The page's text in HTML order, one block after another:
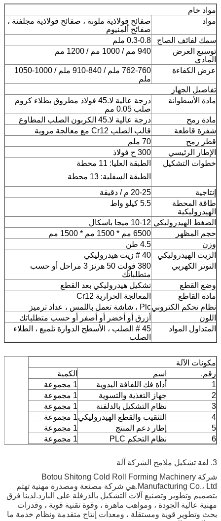
مواد خام
مواد
صفائح فولاذية ملونة ، صفائح فولاذية مجلفنة ،
صفائح ألمنيوم
سمك لفائف الصاج
0.3-0.8 ملم
توسيع العرض
المادي
940 مم / 1000 مم / 1200 مم
عرض الكفاءة
762-760 ملم / 840-910 ملم / 1000-1050
ملم
تفاصيل الجهاز
مادة الأسطوانة
درجة عالية لا.45 فولاذ مطروق بطلاء كروم
صلب 0.05 مم
مادة رمح
درجة عالية لا.45 الكربون الصلب المطاوع
شفرة قاطعة
قالب الصلب Cr12 مع معالجة مروية
قطر رمح
70 ملم
الإطار الرئيسي
300 ح فولاذ
خطوات التشكيل
الطبقة العليا: 11 محطة
الطبقة السفلية: 13 محطة
إنتاجية
20-25 م / دقيقة
طاقة المحطة
الهيدروليكية
5.5 كيلو واط
الضغط الهيدروليكي 10-12 ميجا باسكال
حجم المظهر
6500 مم * 1500 مم * 1500 مم
وزن
4.5 طن
الزيت الهيدروليكي
40 # زيت هيدروليكي
التوتر الكهربي
380 فولت 50 هرتز 3 مراحل أو حسب
متطلباتك
وضع القطع
تشكيل هيدروليكي بعد القطع
مادة القاطع
المعالجة الحرارية Cr12
نظام تحكم الكترونيPlc ، شاشة تعمل باللمس ، عداد ترميز
اللون
أزرق أو أخضر أو ​​أصفر أو حسب متطلباتك
المتداول المواد
45 # الصلب ، الأسطح الدوارة تلميع ، الطلاء
الصلب
مكونات الآلة
رقم.
اسم
الكمية
1
أداة فك اللفافة اليدوية
1 مجموعة
2
جهاز التغذية والتسوية
1 مجموعة
3
نظام التشكيل بالدلفنة
1 مجموعة
4
التثقيب والقطع الهيدروليكي1 مجموعة
5
إطار دعم المنتج
1 مجموعة
6
نظام التحكم PLC 1 مجموعة
3. لفة تشكيل ملامح الشركة آلة
شركة Botou Shitong Cold Roll Forming Machinery
Manufacturing Co.، Ltd.هي شركة مصنعة ومصدرة مهنية تهتم
بتصميم وتطوير وتصنيع آلات التشكيل بالدرفلة على البارد.لدينا فرق
مهنية عالية الجودة ، ومواهب ماهرة ، وقوة تقنية قوية ، وقدرات
بحث وتطوير قوية ومستقلة ، ومعدات إنتاج متقدمة ونظام خدمة ما